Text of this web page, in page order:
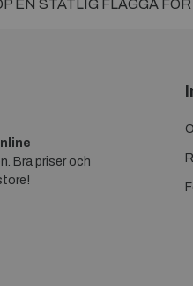
EN STÅTLIG FLAGGA
Bra priser och